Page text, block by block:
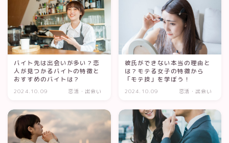
バイト先は出会いが多い？恋
人が見つかるバイトの特徴と
おすすめのバイトは？
2024.10.09 恋活・出会い
彼氏ができない本当の理由と
は？モテる女子の特徴から
「モテ技」を学ぼう！
2024.10.09 恋活・出会い